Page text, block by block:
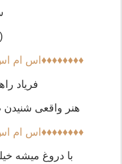
♦♦♦♦♦♦♦♦اس ام
فریاد
هنر واقعی
♦♦♦♦♦♦♦♦اس ام
با دروغ میشه